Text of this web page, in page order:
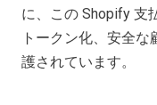
に、この Shopify 支
トークン化、安全
護されています。